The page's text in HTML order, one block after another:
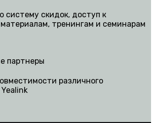
систему скидок, доступ к
тренингам и семинарам
партнеры
различного